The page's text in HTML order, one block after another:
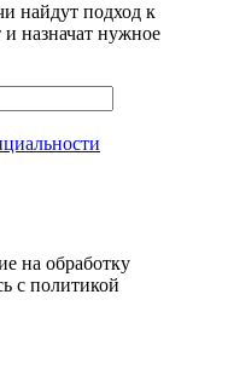
найдут подход к
назначат нужное
на обработку
c политикой